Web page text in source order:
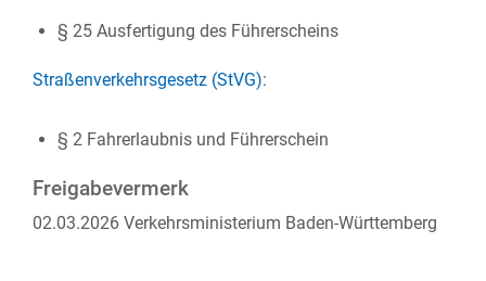
§ 25 Ausfertigung des Führerscheins
Straßenverkehrsgesetz (StVG):
§ 2 Fahrerlaubnis und Führerschein
Freigabevermerk
02.03.2026 Verkehrsministerium Baden-Württemberg